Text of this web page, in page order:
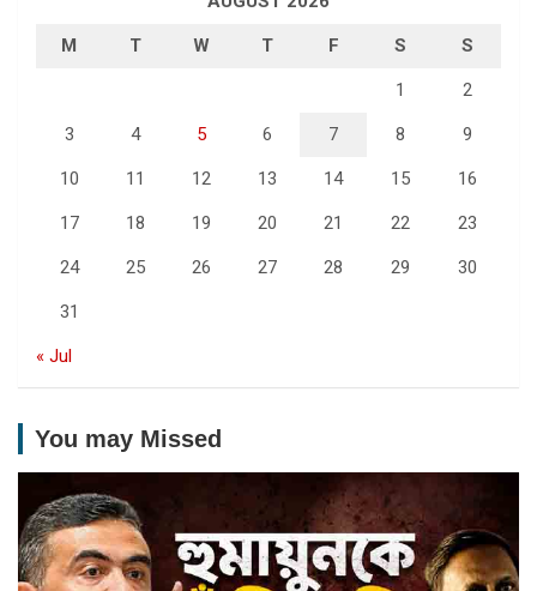
M T W T F S S
1 2
3 4 5 6 7 8 9
10 11 12 13 14 15 16
17 18 19 20 21 22 23
24 25 26 27 28 29 30
31
« Jul
You may Missed